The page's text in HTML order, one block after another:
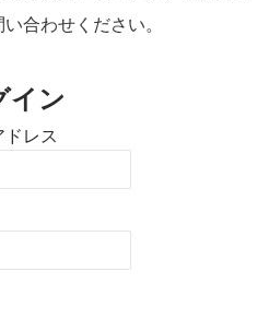
合わせください。
イン
レス